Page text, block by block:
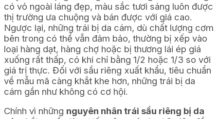
có vỏ ngoài láng đẹp, màu sắc tươi sáng luôn được
thị trường ưa chuộng và bán được với giá cao.
Ngược lại, những trái bị da cám, dù chất lượng cơm
bên trong có thể vẫn đảm bảo, thường bị xếp vào
loại hàng dạt, hàng chợ hoặc bị thương lái ép giá
xuống rất thấp, có khi chỉ bằng 1/2 hoặc 1/3 so với
giá trị thực. Đối với sầu riêng xuất khẩu, tiêu chuẩn
về mẫu mã càng khắt khe hơn, những trái bị da
cám gần như không có cơ hội.
Chính vì những nguyên nhân trái sầu riêng bị da